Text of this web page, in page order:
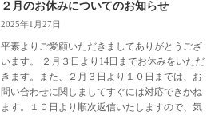
２月のお休みについてのお知らせ
2025年1月27日
平素よりご愛顧いただきましてありがとうござ
います。 ２月３日より14日までお休みをいただ
きます。また、２月３日より１０日までは、お
問い合わせに関しましてすぐには対応できかね
ます。１０日より順次返信いたしますので、気